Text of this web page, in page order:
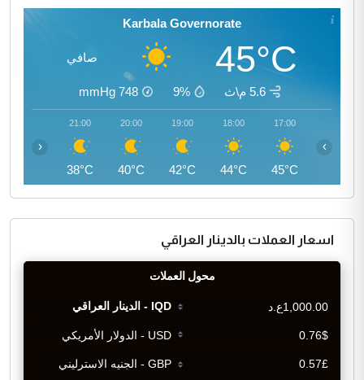
Karbala Governorate
45°C صافي
5.6 م\ث 9%
748
mmHg
17:00
45°C
18:00
44°C
19:00
42°C
20:00
40°C
21:00
38°C
‹ ›
اسعار العملات بالدينار العراقي